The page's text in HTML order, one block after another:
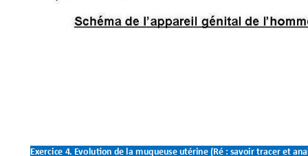
Exercice 4. Evolution de la muqueuse utérine (Ré : savoir tracer et